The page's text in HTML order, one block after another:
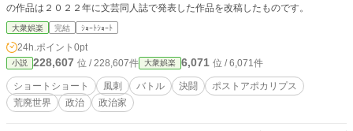
の作品は２０２２年に文芸同人誌で発表した作品を改稿したものです。
大衆娯楽 完結 ｼｮｰﾄｼｮｰﾄ
24h.ポイント 0pt
小説 228,607 位 / 228,607件 大衆娯楽 6,071 位 / 6,071件
ショートショート 風刺 バトル 決闘
ポストアポカリプス
荒廃世界
政治 政治家